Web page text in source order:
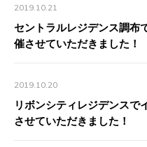
2019.10.21
セントラルレジデンス調布
催させていただきました！
2019.10.20
リボンシティレジデンスで
させていただきました！